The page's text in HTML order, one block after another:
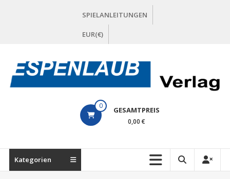
SPIELANLEITUNGEN
EUR(€)
ESPENLAUB
0 GESAMTPREIS
0,00 €
Kategorien